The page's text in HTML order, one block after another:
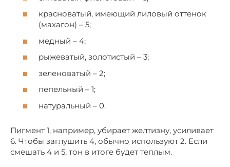
красноватый, имеющий лиловый оттенок
(махагон) – 5;
медный – 4;
рыжеватый, золотистый – 3;
зеленоватый – 2;
пепельный – 1;
натуральный – 0.
Пигмент 1, например, убирает желтизну, усиливает
6. Чтобы заглушить 4, обычно используют 2. Если
смешать 4 и 5, тон в итоге будет теплым.